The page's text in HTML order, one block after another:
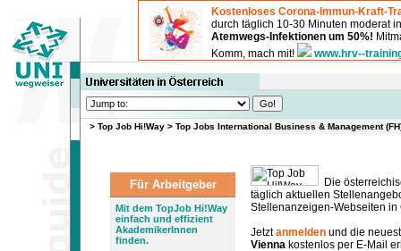
Kostenloses Corona-Immun-Kraft-
durch täglich 10-30 Minuten moderat
Atemwegs-Infektionen um 50%!
Komm, mach mit!
www.hrv--
> Top Job Hi!Way > Top Jobs International Business & Management
Für Arbeitgeber
Mit dem TopJob Hi!Way
einfach und effizient
AkademikerInnen
finden.
Die
täglich aktuellen
Stellenanzeigen-Webseiten in
Jetztanmelden und die
Vienna kostenlos per E-Mail